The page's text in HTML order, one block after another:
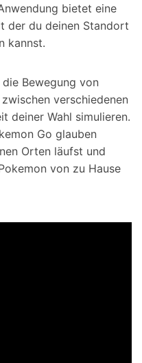
bietet eine
der du deinen Standort
kannst.
Bewegung von
verschiedenen
deiner Wahl simulieren.
Go glauben
Orten läufst und
von zu Hause